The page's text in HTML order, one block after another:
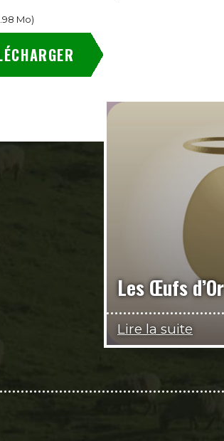
Mo)
Les Œufs d’Or
Lire la suite